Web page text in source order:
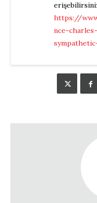
https://
nce-